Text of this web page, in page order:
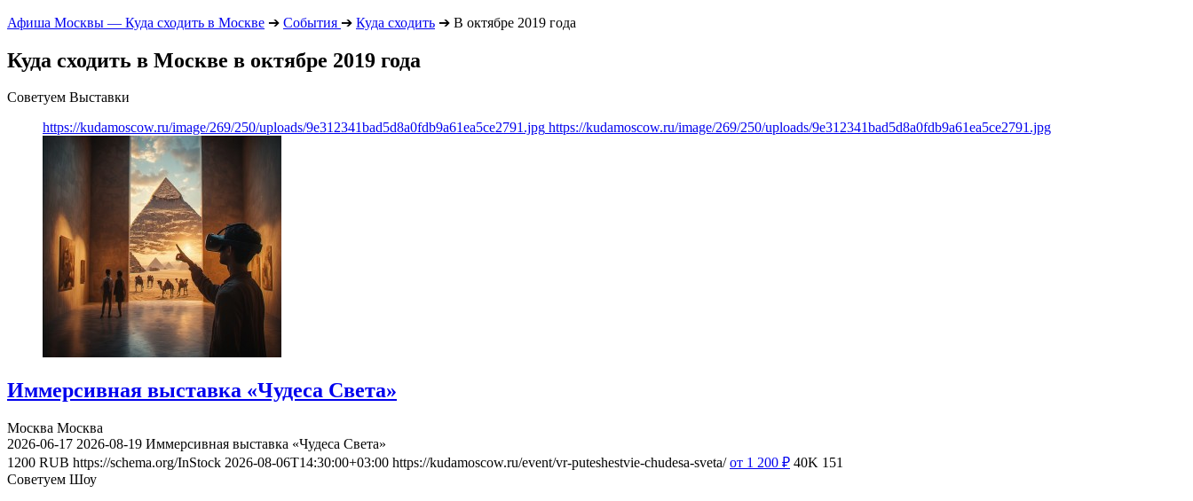
Афиша Москвы — Куда сходить в Москве ➔ События ➔ Куда сходить ➔ В октябре 2019 года
Куда сходить в Москве в октябре 2019 года
Советуем Выставки
https://kudamoscow.ru/image/269/250/uploads/9e312341bad5d8a0fdb9a61ea5ce2791.jpg https://kudamoscow.ru/image/269/250/uploads/9e312341bad5d8a0fdb9a61ea5ce2791.jpg
Иммерсивная выставка «Чудеса Света»
Москва Москва
2026-06-17 2026-08-19 Иммерсивная выставка «Чудеса Света»
1200 RUB https://schema.org/InStock 2026-08-06T14:30:00+03:00 https://kudamoscow.ru/event/vr-puteshestvie-chudesa-sveta/ от 1 200 ₽ 40K 151
Советуем Шоу